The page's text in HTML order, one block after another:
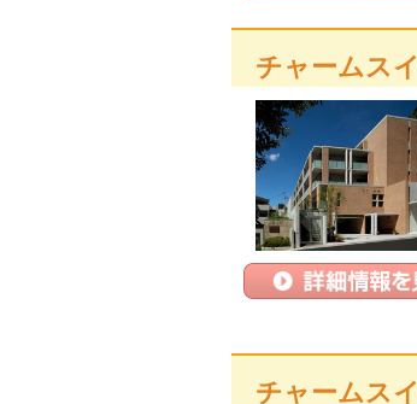
チャームス
チャームス